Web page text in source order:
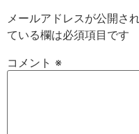
メールアドレスが公開さ
ている欄は必須項目です
コメント ※